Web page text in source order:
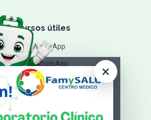
Recursos útiles
Chat de WhatsApp
Canal de WhatsApp
Cómo llegar
×